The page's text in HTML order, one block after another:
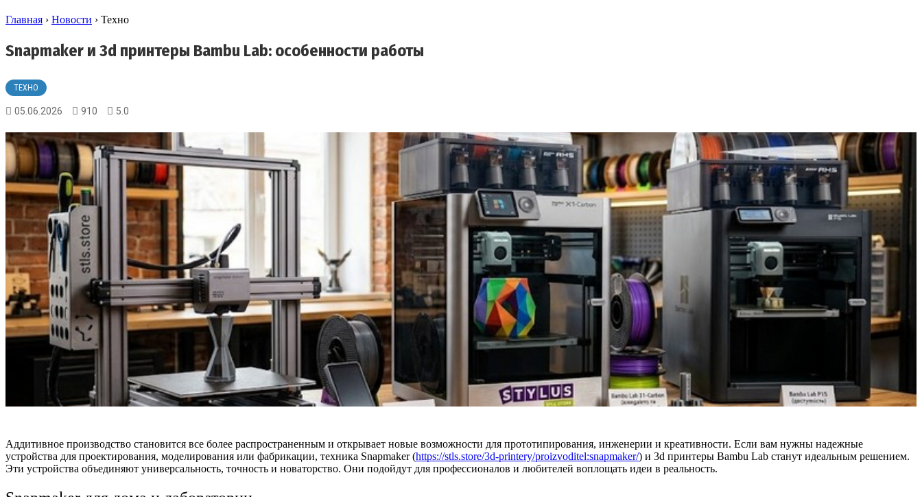
Главная › Новости › Техно
Snapmaker и 3d принтеры Bambu Lab: особенности работы
ТЕХНО
05.06.2026 910 5.0
Аддитивное производство становится все более распространенным и открывает новые возможности для прототипирования, инженерии и креативности. Если вам нужны надежные
устройства для проектирования, моделирования или фабрикации, техника Snapmaker (https://stls.store/3d-printery/proizvoditel:snapmaker/) и 3d принтеры Bambu Lab станут идеальным решением.
Эти устройства объединяют универсальность, точность и новаторство. Они подойдут для профессионалов и любителей воплощать идеи в реальность.